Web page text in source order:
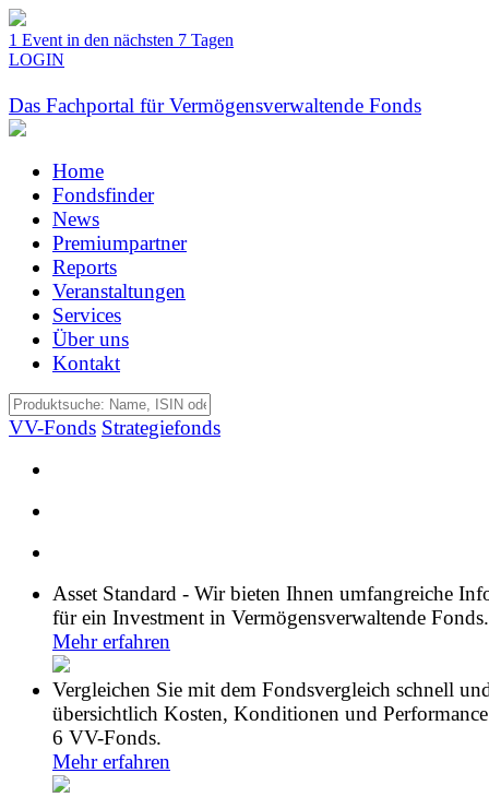
1 Event in den nächsten 7 Tagen
LOGIN
Das Fachportal für Vermögensverwaltende Fonds
Home
Fondsfinder
News
Premiumpartner
Reports
Veranstaltungen
Services
Über uns
Kontakt
VV-Fonds Strategiefonds
Asset Standard - Wir bieten Ihnen umfangreiche
für ein Investment in Vermögensverwaltende Fonds.
Mehr erfahren
Vergleichen Sie mit dem Fondsvergleich schnell
übersichtlich Kosten, Konditionen und
6 VV-Fonds.
Mehr erfahren